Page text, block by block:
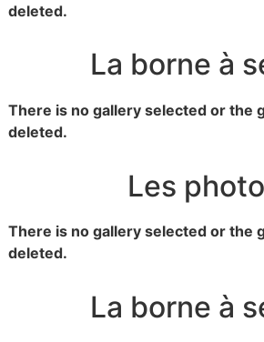
deleted.
La borne à
There is no gallery selected or the
deleted.
Les
There is no gallery selected or the
deleted.
La borne à